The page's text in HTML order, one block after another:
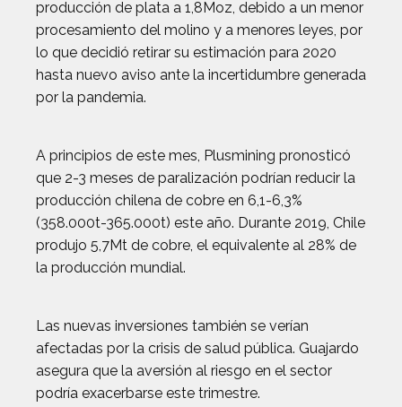
producción de plata a 1,8Moz, debido a un menor
procesamiento del molino y a menores leyes, por
lo que decidió retirar su estimación para 2020
hasta nuevo aviso ante la incertidumbre generada
por la pandemia.
A principios de este mes, Plusmining pronosticó
que 2-3 meses de paralización podrían reducir la
producción chilena de cobre en 6,1-6,3%
(358.000t-365.000t) este año. Durante 2019, Chile
produjo 5,7Mt de cobre, el equivalente al 28% de
la producción mundial.
Las nuevas inversiones también se verían
afectadas por la crisis de salud pública. Guajardo
asegura que la aversión al riesgo en el sector
podría exacerbarse este trimestre.